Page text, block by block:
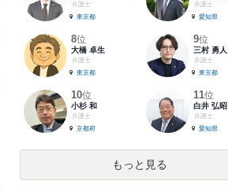
弁護士
東京都
弁護士
愛知県
8位
大橋 卓生
弁護士
東京都
9位
三村 勇人
弁護士
東京都
10位
小杉 和
弁護士
京都府
11位
白井 弘昭
弁護士
愛知県
もっと見る